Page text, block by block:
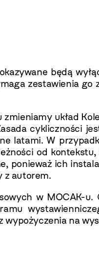
będą
zestawienia
układ
cykliczności
latami. W
od
ponieważ ich
z autorem.
w MOCAK-
wypożyczenia na